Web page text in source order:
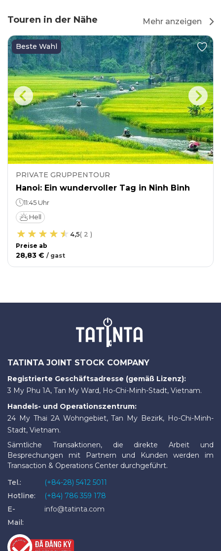
Touren in der Nähe Mehr anzeigen
Beste Wahl
PRIVATE GRUPPENTOUR
Hanoi: Ein wundervoller Tag in Ninh Binh
11:45 Uhr
Hell
4,5( 2 )
Preise ab
28,83 € / gast
TATINTA JOINT STOCK COMPANY
Registrierte Geschäftsadresse (gemäß Lizenz):
3 My Phu 1A, Tan My Ward, Ho-Chi-Minh-Stadt, Vietnam.
Handels- und Operationszentrum:
24 My Thai 2A Wohngebiet, Tan My Bezirk, Ho-Chi-Minh-
Stadt, Vietnam.
Sämtliche Transaktionen, die direkte Arbeit und
Besprechungen mit Partnern und Kunden werden im
Transaction & Operations Center durchgeführt.
Tel.:
(+84-28) 5412 5011
Hotline:
(+84) 786 359 178
E-
Mail:
info@tatinta.com